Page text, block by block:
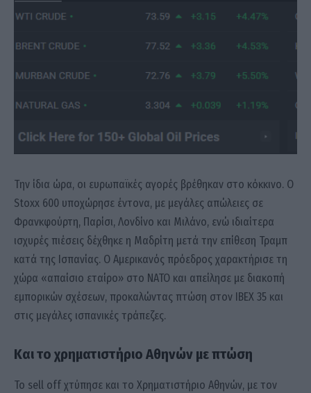
Την ίδια ώρα, οι ευρωπαϊκές αγορές βρέθηκαν στο κόκκινο. Ο
Stoxx 600 υποχώρησε έντονα, με μεγάλες απώλειες σε
Φρανκφούρτη, Παρίσι, Λονδίνο και Μιλάνο, ενώ ιδιαίτερα
ισχυρές πιέσεις δέχθηκε η Μαδρίτη μετά την επίθεση Τραμπ
κατά της Ισπανίας. Ο Αμερικανός πρόεδρος χαρακτήρισε τη
χώρα «απαίσιο εταίρο» στο ΝΑΤΟ και απείλησε με διακοπή
εμπορικών σχέσεων, προκαλώντας πτώση στον IBEX 35 και
στις μεγάλες ισπανικές τράπεζες.
Και το χρηματιστήριο Αθηνών με πτώση
Το sell off χτύπησε και το Χρηματιστήριο Αθηνών, με τον